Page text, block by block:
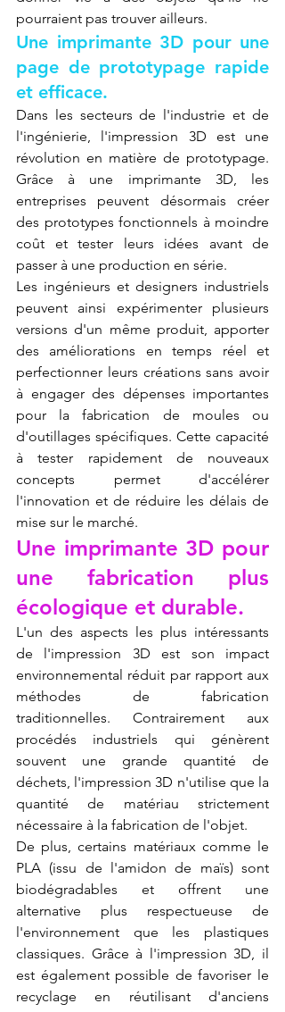
pourraient pas trouver ailleurs.
Une imprimante 3D pour une
page de prototypage rapide
et efficace.
Dans les secteurs de l'industrie et de
l'ingénierie, l'impression 3D est une
révolution en matière de prototypage.
Grâce à une imprimante 3D, les
entreprises peuvent désormais créer
des prototypes fonctionnels à moindre
coût et tester leurs idées avant de
passer à une production en série.
Les ingénieurs et designers industriels
peuvent ainsi expérimenter plusieurs
versions d'un même produit, apporter
des améliorations en temps réel et
perfectionner leurs créations sans avoir
à engager des dépenses importantes
pour la fabrication de moules ou
d'outillages spécifiques. Cette capacité
à tester rapidement de nouveaux
concepts permet d'accélérer
l'innovation et de réduire les délais de
mise sur le marché.
Une imprimante 3D pour
une fabrication plus
écologique et durable.
L'un des aspects les plus intéressants
de l'impression 3D est son impact
environnemental réduit par rapport aux
méthodes de fabrication
traditionnelles. Contrairement aux
procédés industriels qui génèrent
souvent une grande quantité de
déchets, l'impression 3D n'utilise que la
quantité de matériau strictement
nécessaire à la fabrication de l'objet.
De plus, certains matériaux comme le
PLA (issu de l'amidon de maïs) sont
biodégradables et offrent une
alternative plus respectueuse de
l'environnement que les plastiques
classiques. Grâce à l'impression 3D, il
est également possible de favoriser le
recyclage en réutilisant d'anciens